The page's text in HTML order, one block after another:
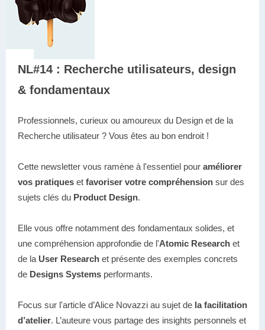
NL#14 : Recherche utilisateurs, design
& fondamentaux
Professionnels, curieux ou amoureux du Design et de la
Recherche utilisateur ? Vous êtes au bon endroit !
Cette newsletter vous ramène à l'essentiel pour améliorer
vos pratiques et favoriser votre compréhension sur des
sujets clés du Product Design.
Elle vous offre notamment des fondamentaux solides, et
une compréhension approfondie de l'Atomic Research et
de la User Research et présente des exemples concrets
de Designs Systems performants.
Focus sur l'article d’Alice Novazzi au sujet de la facilitation
d’atelier. L’auteure vous partage des insights personnels et